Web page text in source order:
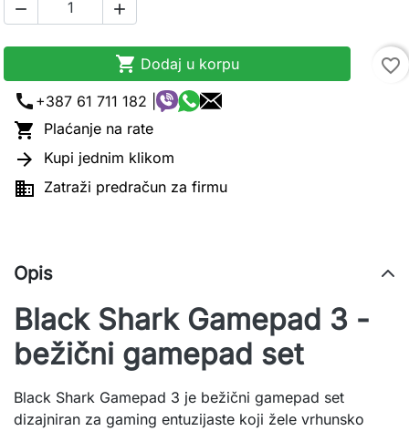
 
 Dodaj u korpu
favorite_border
call +387 61 711 182 |
 Plaćanje na rate
 Kupi jednim klikom
 Zatraži predračun za firmu
Opis
Black Shark Gamepad 3 -
bežični gamepad set
Black Shark Gamepad 3 je bežični gamepad set
dizajniran za gaming entuzijaste koji žele vrhunsko